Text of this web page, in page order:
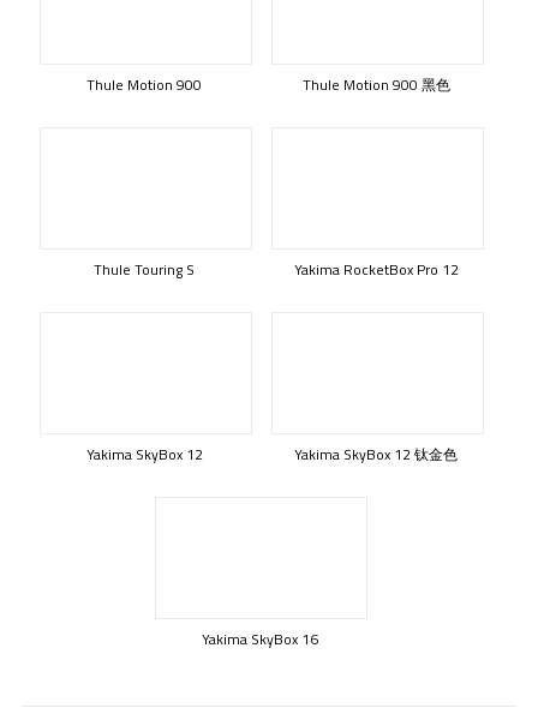
Thule Motion 900 Thule Motion 900 黑色
Thule Touring S Yakima RocketBox Pro 12
Yakima SkyBox 12 Yakima SkyBox 12 钛金色
Yakima SkyBox 16